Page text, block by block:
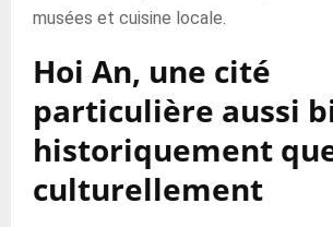
musées et cuisine locale.
Hoi An, une cité
particulière aussi
historiquement
culturellement